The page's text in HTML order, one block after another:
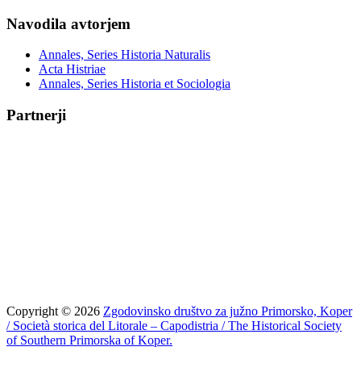
Navodila avtorjem
Annales, Series Historia Naturalis
Acta Histriae
Annales, Series Historia et Sociologia
Partnerji
Copyright © 2026 Zgodovinsko društvo za južno Primorsko, Koper
/ Società storica del Litorale – Capodistria / The Historical Society
of Southern Primorska of Koper.